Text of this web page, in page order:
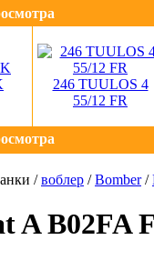
246 TUULOS 4
55/12 FR
/воблер /Bomber/
A B02FA